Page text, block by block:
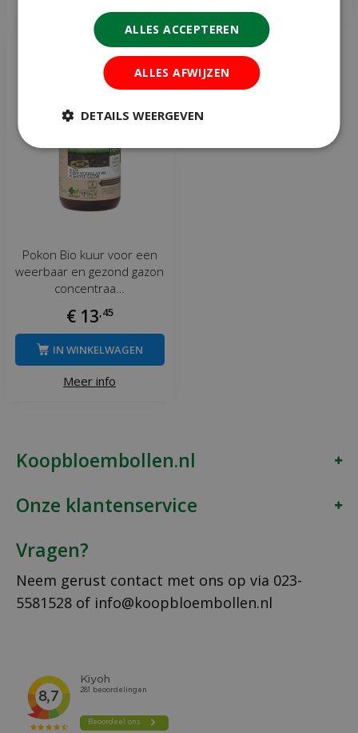
Pokon Bio kuur voor een
weerbaar en gezond gazon
concentraa…
€ 13 45
Meer info
IN WINKELWAGEN
Koopbloembollen.nl
Onze klantenservice
Vragen?
Neem gerust contact met ons op via 023-
5581528 of info@koopbloembollen.nl
ALLES ACCEPTEREN
ALLES AFWIJZEN
DETAILS WEERGEVEN